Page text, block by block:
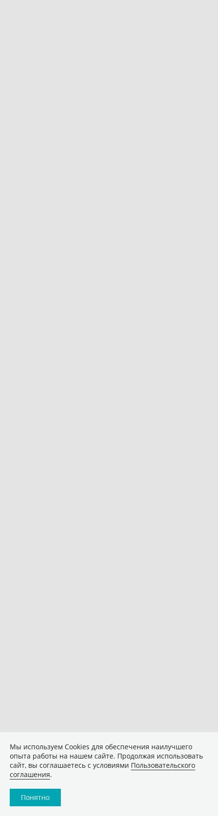
Мы используем Сookies для обеспечения наилучшего
опыта работы на нашем сайте. Продолжая использовать
сайт, вы соглашаетесь с условиями Пользовательского
соглашения.
Понятно